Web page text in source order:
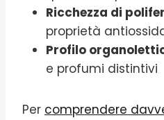
Ricchezza di
proprietà
Profilo
e profumi distintivi
Per comprendere